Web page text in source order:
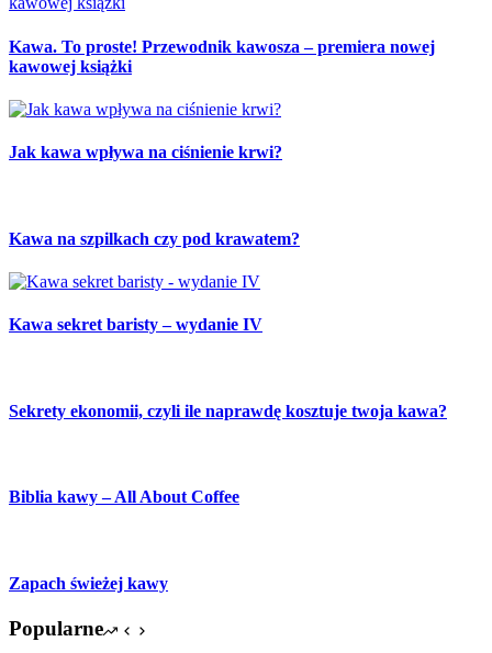
Kawa. To proste! Przewodnik kawosza – premiera nowej
kawowej książki
Jak kawa wpływa na ciśnienie krwi?
Kawa na szpilkach czy pod krawatem?
Kawa sekret baristy – wydanie IV
Sekrety ekonomii, czyli ile naprawdę kosztuje twoja kawa?
Biblia kawy – All About Coffee
Zapach świeżej kawy
Popularne